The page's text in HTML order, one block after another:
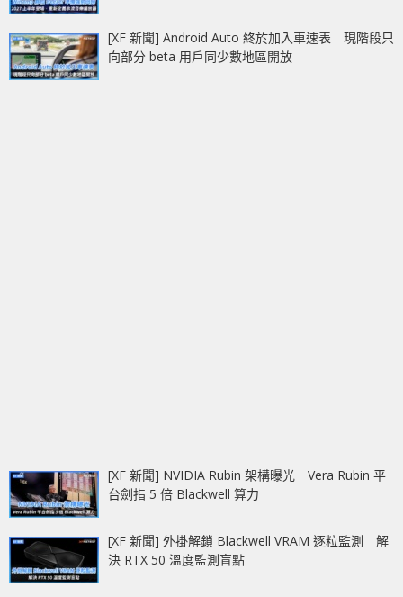
[XF 新聞] Android Auto 終於加入車速表 現階段只
向部分 beta 用戶同少數地區開放
[XF 新聞] NVIDIA Rubin 架構曝光 Vera Rubin 平
台劍指 5 倍 Blackwell 算力
[XF 新聞] 外掛解鎖 Blackwell VRAM 逐粒監測 解
決 RTX 50 溫度監測盲點